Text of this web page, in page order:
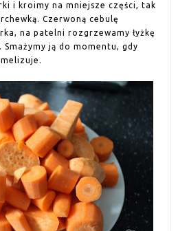
i kroimy na mniejsze części, tak
Czerwoną cebulę
na patelni rozgrzewamy łyżkę
ją do momentu, gdy